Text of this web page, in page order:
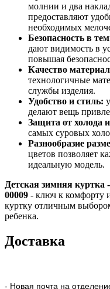
молнии и два
предоставляют
необходимых
Безопасность в
дают видимость в
повышая
Качество
технологичные
службы изделия.
Удобство и стиль:
делают вещь
Защита от холода
самых суровых
Разнообразие
цветов позволяет
идеальную модель.
Детская зимняя куртка
00009 - ключ к комфорту
куртку отличным
ребенка.
Доставка
- Новая почта на